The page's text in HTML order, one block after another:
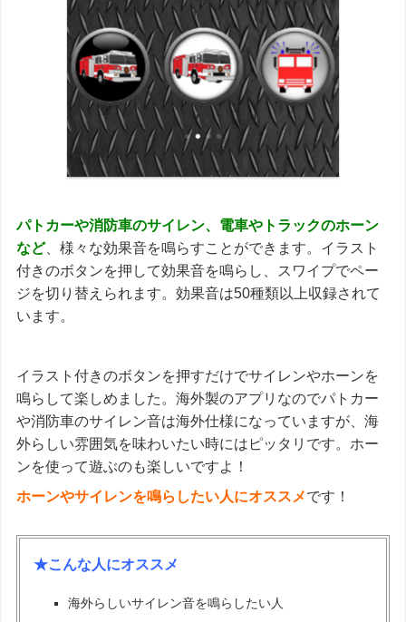
パトカーや消防車のサイレン、電車やトラックのホーン
など、様々な効果音を鳴らすことができます。イラスト
付きのボタンを押して効果音を鳴らし、スワイプでペー
ジを切り替えられます。効果音は50種類以上収録されて
います。
イラスト付きのボタンを押すだけでサイレンやホーンを
鳴らして楽しめました。海外製のアプリなのでパトカー
や消防車のサイレン音は海外仕様になっていますが、海
外らしい雰囲気を味わいたい時にはピッタリです。ホー
ンを使って遊ぶのも楽しいですよ！
ホーンやサイレンを鳴らしたい人にオススメです！
★こんな人にオススメ
海外らしいサイレン音を鳴らしたい人